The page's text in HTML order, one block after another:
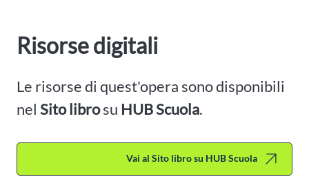
Risorse digitali
Le risorse di quest'opera sono disponibili
nel Sito librosu HUB Scuola.
Vai al Sito libro su HUB Scuola